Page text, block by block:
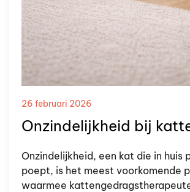
26 februari 2026
Onzindelijkheid bij
Onzindelijkheid, een kat die in huis
poept, is het meest voorkomende
waarmee